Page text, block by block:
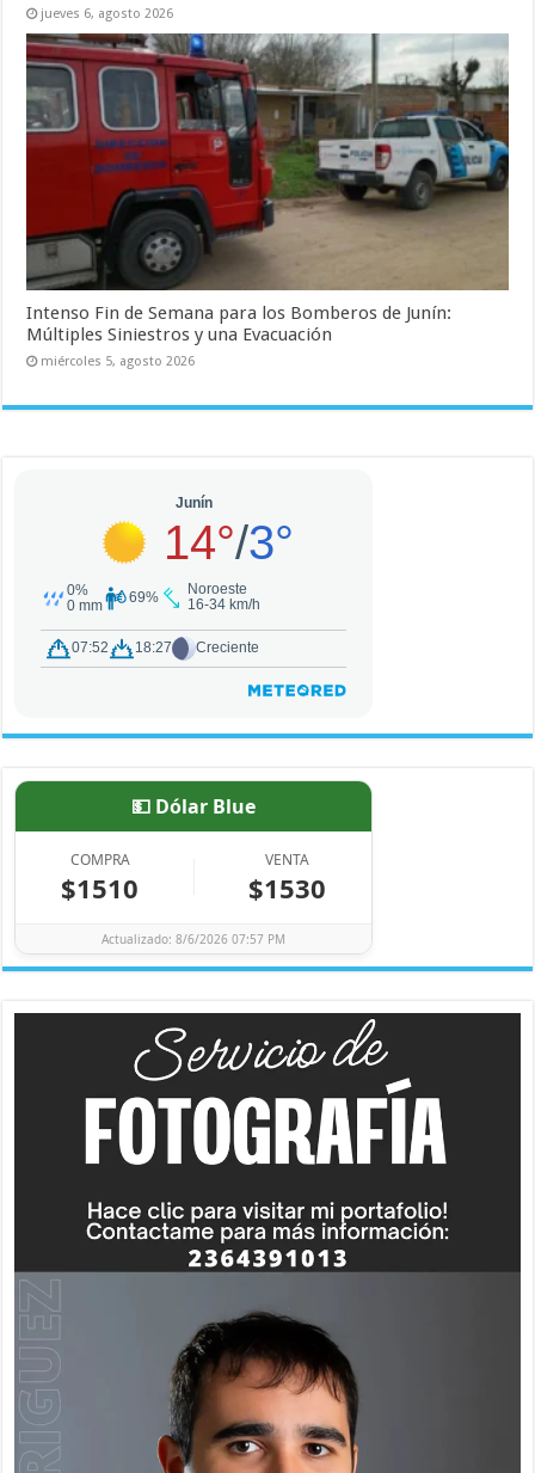
jueves 6, agosto 2026
Intenso Fin de Semana para los Bomberos de Junín:
Múltiples Siniestros y una Evacuación
miércoles 5, agosto 2026
💵 Dólar Blue
COMPRA
$1510
VENTA
$1530
Actualizado: 8/6/2026 07:57 PM